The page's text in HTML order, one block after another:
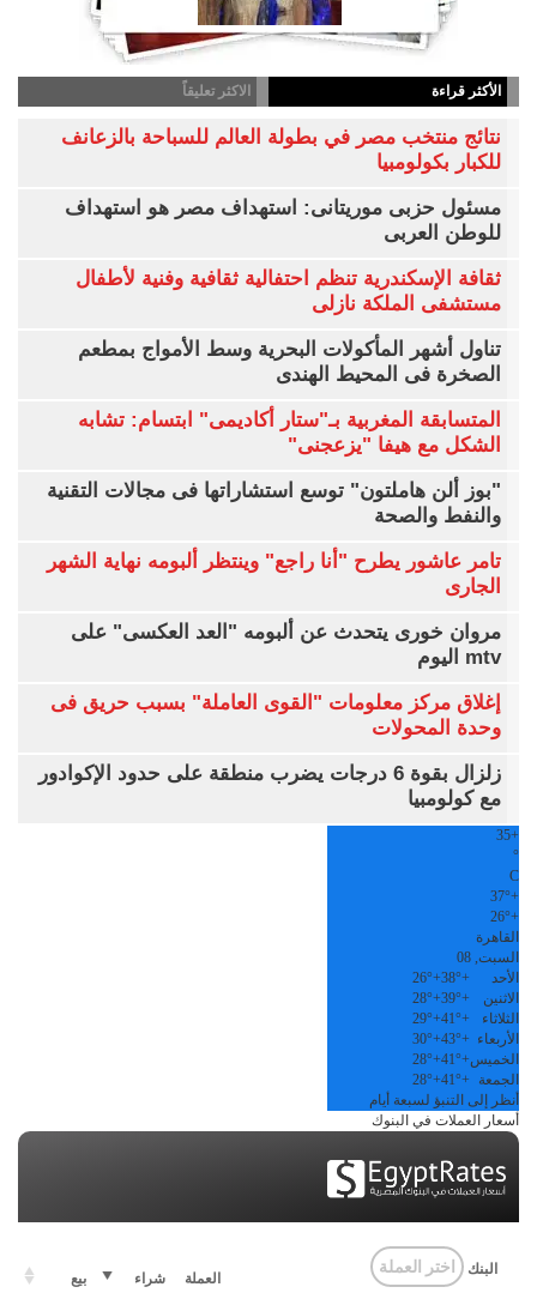
الأكثر قراءة الاكثر تعليقاً
نتائج منتخب مصر في بطولة العالم للسباحة بالزعانف
للكبار بكولومبيا
مسئول حزبى موريتانى: استهداف مصر هو استهداف
للوطن العربى
ثقافة الإسكندرية تنظم احتفالية ثقافية وفنية لأطفال
مستشفى الملكة نازلى
تناول أشهر المأكولات البحرية وسط الأمواج بمطعم
الصخرة فى المحيط الهندى
المتسابقة المغربية بـ"ستار أكاديمى" ابتسام: تشابه
الشكل مع هيفا "يزعجنى"
"بوز ألن هاملتون" توسع استشاراتها فى مجالات التقنية
والنفط والصحة
تامر عاشور يطرح "أنا راجع" وينتظر ألبومه نهاية الشهر
الجارى
مروان خورى يتحدث عن ألبومه "العد العكسى" على
mtv اليوم
إغلاق مركز معلومات "القوى العاملة" بسبب حريق فى
وحدة المحولات
زلزال بقوة 6 درجات يضرب منطقة على حدود الإكوادور
مع كولومبيا
+
35
°
C
+
37°
+
26°
القاهرة
السبت, 08
الأحد
+
38°
+
26°
الاثنين
+
39°
+
28°
الثلاثاء
+
41°
+
29°
الأربعاء +
43°
+
30°
الخميس+
41°
+
28°
الجمعة
+
41°
+
28°
أنظر إلى التنبؤ لسبعة أيام
أسعار العملات في البنوك